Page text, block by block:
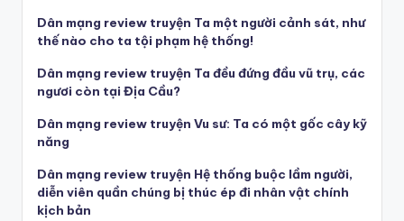
Dân mạng review truyện Ta một người cảnh sát, như
thế nào cho ta tội phạm hệ thống!
Dân mạng review truyện Ta đều đứng đầu vũ trụ, các
ngươi còn tại Địa Cầu?
Dân mạng review truyện Vu sư: Ta có một gốc cây kỹ
năng
Dân mạng review truyện Hệ thống buộc lầm người,
diễn viên quần chúng bị thúc ép đi nhân vật chính
kịch bản